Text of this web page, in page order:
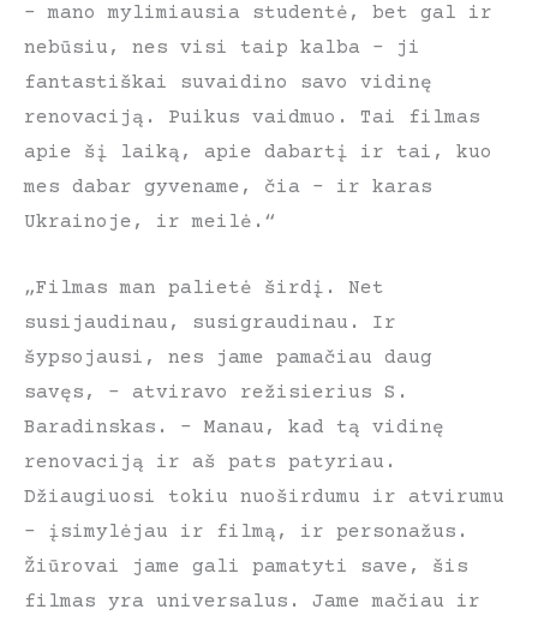
– mano mylimiausia studentė, bet gal ir
nebūsiu, nes visi taip kalba – ji
fantastiškai suvaidino savo vidinę
renovaciją. Puikus vaidmuo. Tai filmas
apie šį laiką, apie dabartį ir tai, kuo
mes dabar gyvename, čia – ir karas
Ukrainoje, ir meilė.“
„Filmas man palietė širdį. Net
susijaudinau, susigraudinau. Ir
šypsojausi, nes jame pamačiau daug
savęs, – atviravo režisierius S.
Baradinskas. – Manau, kad tą vidinę
renovaciją ir aš pats patyriau.
Džiaugiuosi tokiu nuoširdumu ir atvirumu
– įsimylėjau ir filmą, ir personažus.
Žiūrovai jame gali pamatyti save, šis
filmas yra universalus. Jame mačiau ir